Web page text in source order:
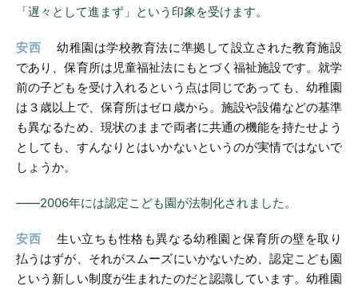
「遅々として進まず」という印象を受けます。
安西 幼稚園は学校教育法に準拠して設立された教育施設
であり、保育所は児童福祉法にもとづく福祉施設です。就学
前の子どもを受け入れるという点は同じであっても、幼稚園
は３歳以上で、保育所はゼロ歳から。施設や設備などの基準
も異なるため、現状のままで両者に共通の機能を持たせよう
としても、すんなりとはいかないというのが実情ではないで
しょうか。
――2006年には認定こども園が法制化されました。
安西 生い立ちも性格も異なる幼稚園と保育所の壁を取り
払うはずが、それがスムーズにいかないため、認定こども園
という新しい制度が生まれたのだと認識しています。幼稚園